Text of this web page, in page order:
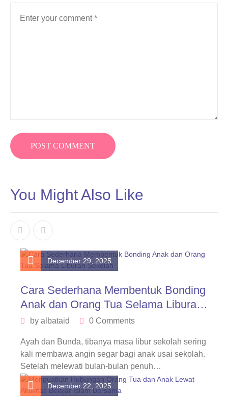
You Might Also Like
December 29, 2025
Cara Sederhana Membentuk Bonding
Anak dan Orang Tua Selama Liburan
Sekolah
by albataid 0 Comments
Ayah dan Bunda, tibanya masa libur sekolah sering
kali membawa angin segar bagi anak usai sekolah.
Setelah melewati bulan-bulan penuh…
December 22, 2025